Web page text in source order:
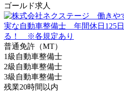
ゴールド求人
普通免許（MT）
1級自動車整備士
2級自動車整備士
3級自動車整備士
残業20時間以内